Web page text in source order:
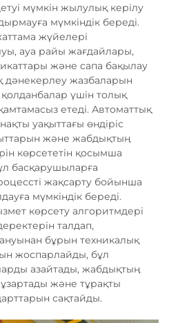
мүмкін жылулық керілу
мүмкіндік береді.
жүйелері
ауа райы жағдайлары,
және сапа бақылау
дәнекерлеу жазбаларын
үшін толық
етеді. Автоматтық
уақыттағы өндіріс
және жабдықтың
көрсететін қосымша
басқарушыларға
жақсарту бойынша
мүмкіндік береді.
көрсету алгоритмдері
талдап,
бұрын техникалық
жоспарлайды, бұл
азайтады, жабдықтың
және тұрақты
сақтайды.